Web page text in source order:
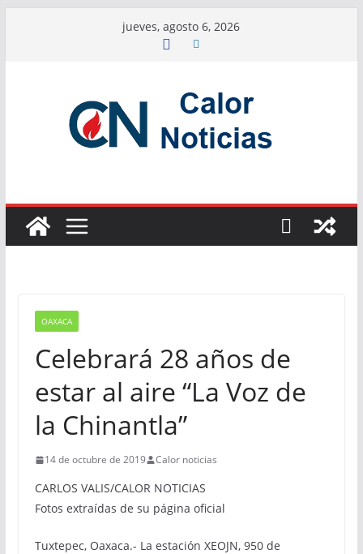
jueves, agosto 6, 2026
OAXACA
Celebrará 28 años de
estar al aire “La Voz de
la Chinantla”
14 de octubre de 2019 Calor noticias
CARLOS VALIS/CALOR NOTICIAS
Fotos extraídas de su página oficial
Tuxtepec, Oaxaca.- La estación XEOJN, 950 de